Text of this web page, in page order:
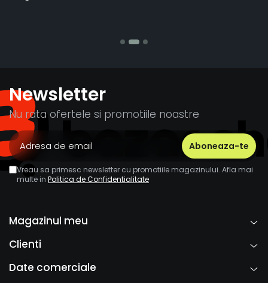
Newsletter
Nu rata ofertele si promotiile noastre
Vreau sa primesc newsletter cu promotiile magazinului. Afla mai
multe in Politica de Confidentialitate
Magazinul meu
Clienti
Date comerciale